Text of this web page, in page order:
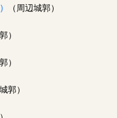
（周辺城郭）
）
）
郭）